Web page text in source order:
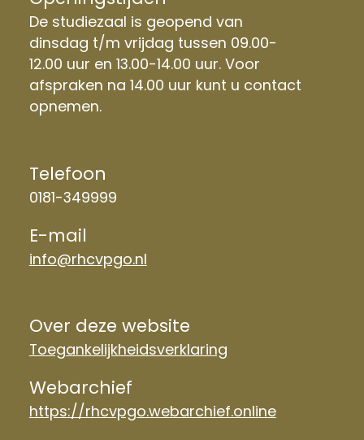
De studiezaal is geopend van
dinsdag t/m vrijdag tussen 09.00-
12.00 uur en 13.00-14.00 uur. Voor
afspraken na 14.00 uur kunt u contact
opnemen.
Telefoon
0181-349999
E-mail
info@rhcvpgo.nl
Over deze website
Toegankelijkheidsverklaring
Webarchief
https://rhcvpgo.webarchief.online